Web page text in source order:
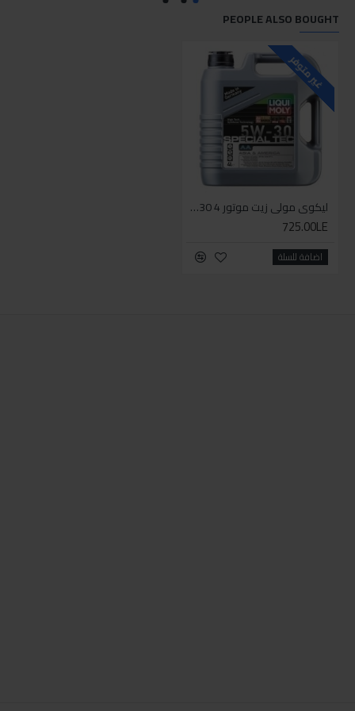
PEOPLE ALSO BOUGHT
غير متوفر
ليكوي مولي زيت موتور Special Tec AA 5W-30 4ليتر
725.00LE
اضافة للسلة